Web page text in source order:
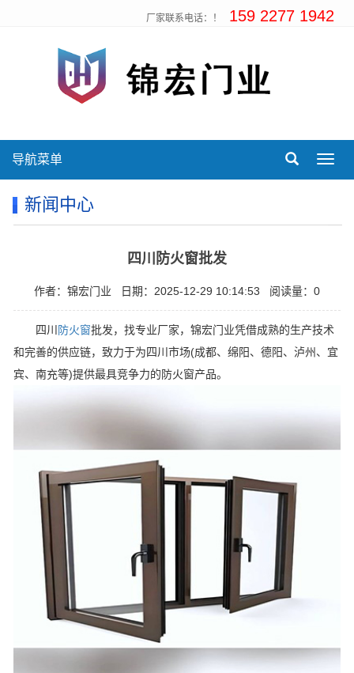
厂家联系电话：！ 159 2277 1942
导航菜单
新闻中心
四川防火窗批发
作者：锦宏门业 日期：2025-12-29 10:14:53 阅读量：0
四川 防火窗批发，找专业厂家，锦宏门业凭借成熟的生产技术
和完善的供应链，致力于为四川市场(成都、绵阳、德阳、泸州、宜
宾、南充等)提供最具竞争力的防火窗产品。